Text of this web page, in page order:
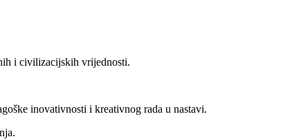
i civilizacijskih vrijednosti.
inovativnosti i kreativnog rada u nastavi.